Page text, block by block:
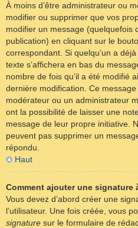
À moins d’être administrateur ou
modifier ou supprimer que vos
modifier un message (quelquefois
publication) en cliquant sur le
correspondant. Si quelqu’un a
texte s’affichera en bas du
nombre de fois qu’il a été modifié
dernière modification. Ce
modérateur ou un administrateur
ont la possibilité de laisser une
message de leur propre initiative.
peuvent pas supprimer un
répondu.
Haut
Comment ajouter une signature
Vous devez d’abord créer une
l’utilisateur. Une fois créée, vous
signature sur le formulaire de